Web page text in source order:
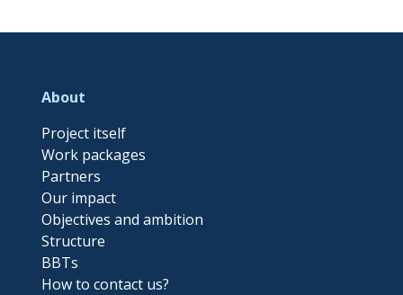
About
Project itself
Work packages
Partners
Our impact
Objectives and ambition
Structure
BBTs
How to contact us?